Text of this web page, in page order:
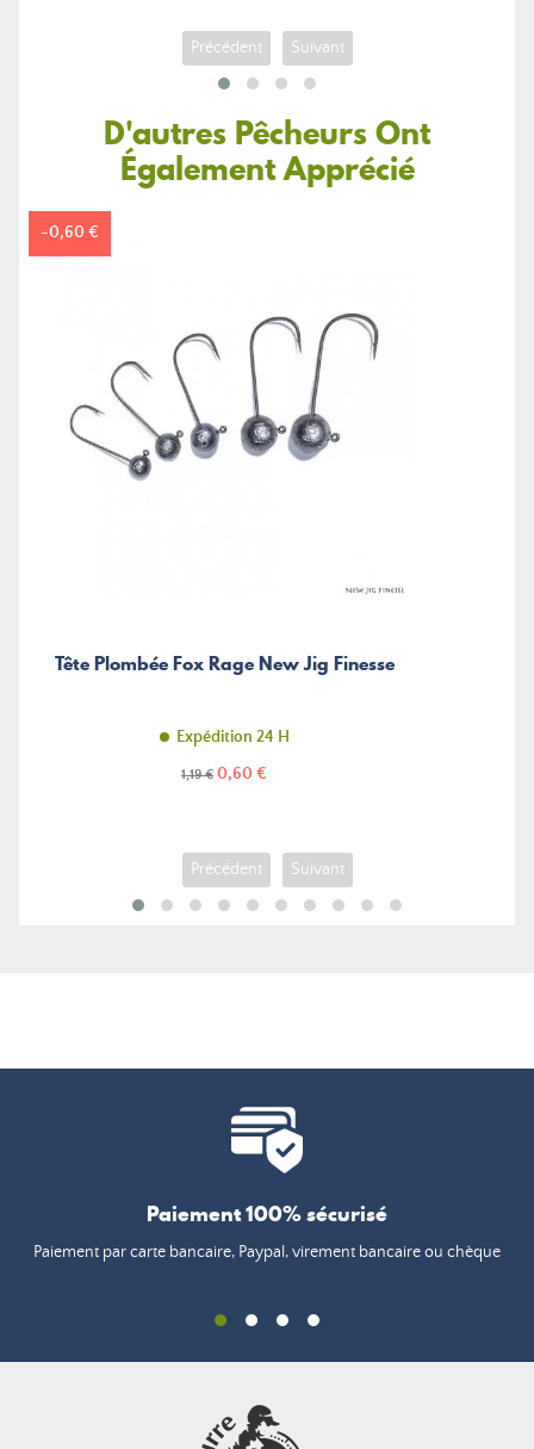
Précédent Suivant
D'autres Pêcheurs Ont
Également Apprécié
Tête Plombée Fox Rage New Jig Finesse
Expédition 24 H
Prix
1,19 € Prix
0,60 €
-0,60 €
Précédent Suivant
Paiement 100% sécurisé
Paiement par carte bancaire, Paypal, virement bancaire ou chèque